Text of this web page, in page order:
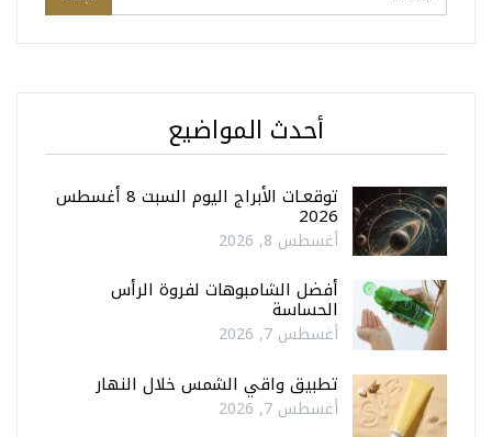
أحدث المواضيع
توقعـات الأبراج اليوم السبت 8 أغسطس
2026
أغسطس 8, 2026
أفضل الشامبوهات لفروة الرأس
الحساسة
أغسطس 7, 2026
تطبيق واقي الشمس خلال النهار
أغسطس 7, 2026